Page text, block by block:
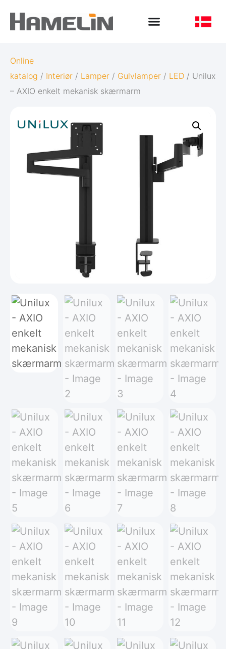
Online
katalog / Interiør / Lamper / Gulvlamper / LED / Unilux
– AXIO enkelt mekanisk skærmarm